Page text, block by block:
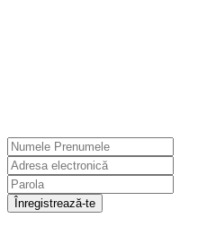
Înregistrează-te